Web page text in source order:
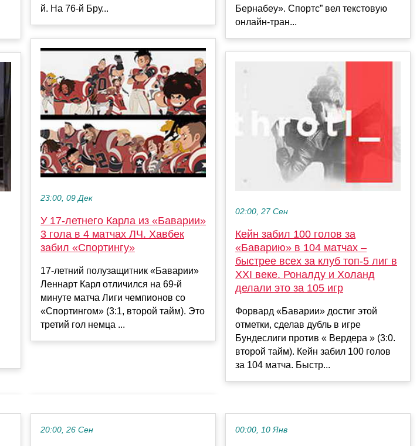
й. На 76-й Бру...
23:00, 09 Дек
У 17-летнего Карла из «Баварии»
3 гола в 4 матчах ЛЧ. Хавбек
забил «Спортингу»
17-летний полузащитник «Баварии»
Леннарт Карл отличился на 69-й
минуте матча Лиги чемпионов со
«Спортингом» (3:1, второй тайм). Это
третий гол немца ...
Бернабеу». Спортс” вел текстовую
онлайн-тран...
02:00, 27 Сен
Кейн забил 100 голов за
«Баварию» в 104 матчах –
быстрее всех за клуб топ-5 лиг в
XXI веке. Роналду и Холанд
делали это за 105 игр
Форвард «Баварии» достиг этой
отметки, сделав дубль в игре
Бундеслиги против « Вердера » (3:0.
второй тайм). Кейн забил 100 голов
за 104 матча. Быстр...
20:00, 26 Сен 00:00, 10 Янв